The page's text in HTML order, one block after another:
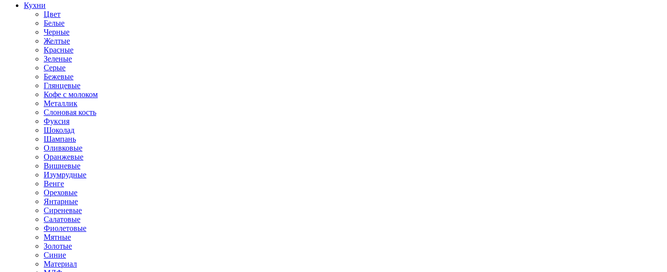
Кухни
Цвет
Белые
Черные
Желтые
Красные
Зеленые
Серые
Бежевые
Глянцевые
Кофе с молоком
Металлик
Слоновая кость
Фуксия
Шоколад
Шампань
Оливковые
Оранжевые
Вишневые
Изумрудные
Венге
Ореховые
Янтарные
Сиреневые
Салатовые
Фиолетовые
Мятные
Золотые
Синие
Материал